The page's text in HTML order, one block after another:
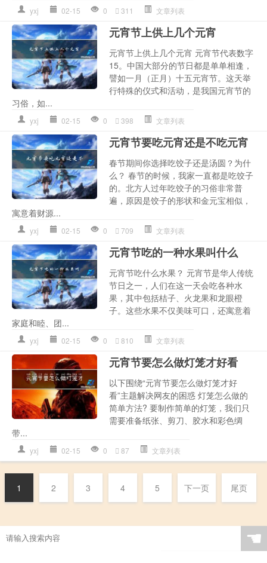
yxj 02-15 0 311 文章列表
元宵节上供上几个元宵
元宵节上供上几个元宵 元宵节代表数字
15。中国大部分的节日都是单单相逢，
譬如一月（正月）十五元宵节。这天举
行特殊的仪式和活动，是我国元宵节的
习俗，如...
yxj 02-15 0 398 文章列表
元宵节要吃元宵还是不吃元宵
春节期间你选择吃饺子还是汤圆？为什
么？ 春节的时候，我家一直都是吃饺子
的。北方人过年吃饺子的习俗非常普
遍，原因是饺子的形状和金元宝相似，
寓意着财源...
yxj 02-15 0 709 文章列表
元宵节吃的一种水果叫什么
元宵节吃什么水果？ 元宵节是华人传统
节日之一，人们在这一天会吃各种水
果，其中包括桔子、火龙果和龙眼橙
子。这些水果不仅美味可口，还寓意着
家庭和睦、团...
yxj 02-15 0 810 文章列表
元宵节要怎么做灯笼才好看
以下围绕“元宵节要怎么做灯笼才好
看”主题解决网友的困惑 灯笼怎么做的
简单方法? 要制作简单的灯笼，我们只
需要准备纸张、剪刀、胶水和彩色绸
带...
yxj 02-15 0 87 文章列表
1 2 3 4 5 下一页 尾页
☚